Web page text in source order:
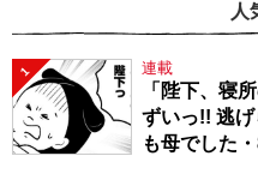
人
1 連載
「陛下、寝
ずいっ!! 逃
も母でした・